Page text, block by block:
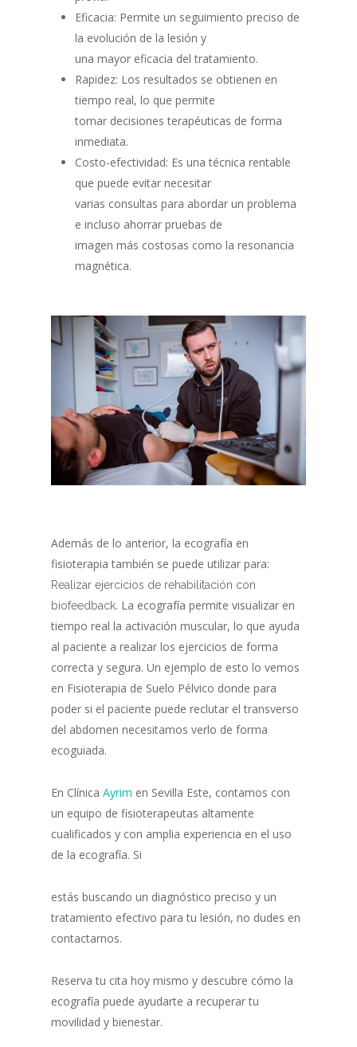
Eficacia: Permite un seguimiento preciso de
la evolución de la lesión y
una mayor eficacia del tratamiento.
Rapidez: Los resultados se obtienen en
tiempo real, lo que permite
tomar decisiones terapéuticas de forma
inmediata.
Costo-efectividad: Es una técnica rentable
que puede evitar necesitar
varias consultas para abordar un problema
e incluso ahorrar pruebas de
imagen más costosas como la resonancia
magnética.
Además de lo anterior, la ecografía en
fisioterapia también se puede utilizar para:
Realizar ejercicios de rehabilitación con
biofeedback. La ecografía permite visualizar en
tiempo real la activación muscular, lo que ayuda
al paciente a realizar los ejercicios de forma
correcta y segura. Un ejemplo de esto lo vemos
en Fisioterapia de Suelo Pélvico donde para
poder si el paciente puede reclutar el transverso
del abdomen necesitamos verlo de forma
ecoguiada.
En Clínica Ayrim en Sevilla Este, contamos con
un equipo de fisioterapeutas altamente
cualificados y con amplia experiencia en el uso
de la ecografía. Si
estás buscando un diagnóstico preciso y un
tratamiento efectivo para tu lesión, no dudes en
contactarnos.
Reserva tu cita hoy mismo y descubre cómo la
ecografía puede ayudarte a recuperar tu
movilidad y bienestar.